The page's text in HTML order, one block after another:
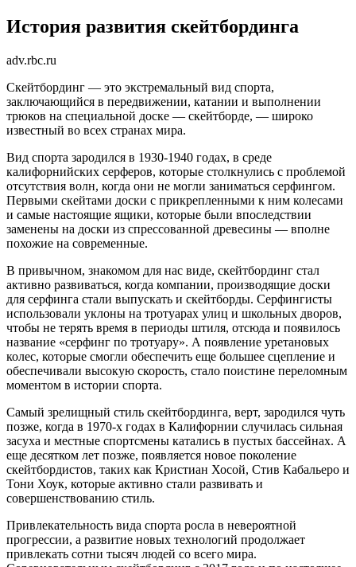
История развития скейтбординга
adv.rbc.ru
Скейтбординг — это экстремальный вид спорта,
заключающийся в передвижении, катании и выполнении
трюков на специальной доске — скейтборде, — широко
известный во всех странах мира.
Вид спорта зародился в 1930-1940 годах, в среде
калифорнийских серферов, которые столкнулись с проблемой
отсутствия волн, когда они не могли заниматься серфингом.
Первыми скейтами доски с прикрепленными к ним колесами
и самые настоящие ящики, которые были впоследствии
заменены на доски из спрессованной древесины — вполне
похожие на современные.
В привычном, знакомом для нас виде, скейтбординг стал
активно развиваться, когда компании, производящие доски
для серфинга стали выпускать и скейтборды. Серфингисты
использовали уклоны на тротуарах улиц и школьных дворов,
чтобы не терять время в периоды штиля, отсюда и появилось
название «серфинг по тротуару». А появление уретановых
колес, которые смогли обеспечить еще большее сцепление и
обеспечивали высокую скорость, стало поистине переломным
моментом в истории спорта.
Самый зрелищный стиль скейтбординга, верт, зародился чуть
позже, когда в 1970-х годах в Калифорнии случилась сильная
засуха и местные спортсмены катались в пустых бассейнах. А
еще десятком лет позже, появляется новое поколение
скейтбордистов, таких как Кристиан Хосой, Стив Кабальеро и
Тони Хоук, которые активно стали развивать и
совершенствованию стиль.
Привлекательность вида спорта росла в невероятной
прогрессии, а развитие новых технологий продолжает
привлекать сотни тысяч людей со всего мира.